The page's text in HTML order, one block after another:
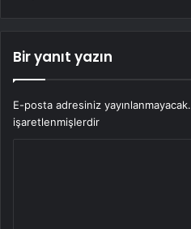
Bir yanıt yazın
E-posta adresiniz yayınlanmayacak.
işaretlenmişlerdir